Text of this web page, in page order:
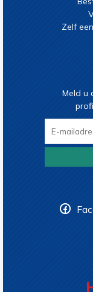
Zelf
Meld u